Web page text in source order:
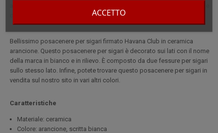
ACCETTO
della marca in bianco e in rilievo.
Bellissimo posacenere per sigari firmato Havana Club in ceramica
arancione. Questo posacenere per sigari è decorato sui lati con il nome
della marca in bianco e in rilievo. È composto da due fessure per sigari
sullo stesso lato. Infine, potete trovare questo posacenere per sigari in
vendita sul nostro sito in vari altri colori.
Caratteristiche
Materiale: ceramica
Colore: arancione, scritta bianca